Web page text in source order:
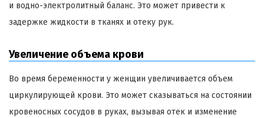
и водно-электролитный баланс. Это может привести к
задержке жидкости в тканях и отеку рук.
Увеличение объема крови
Во время беременности у женщин увеличивается объем
циркулирующей крови. Это может сказываться на состоянии
кровеносных сосудов в руках, вызывая отек и изменение